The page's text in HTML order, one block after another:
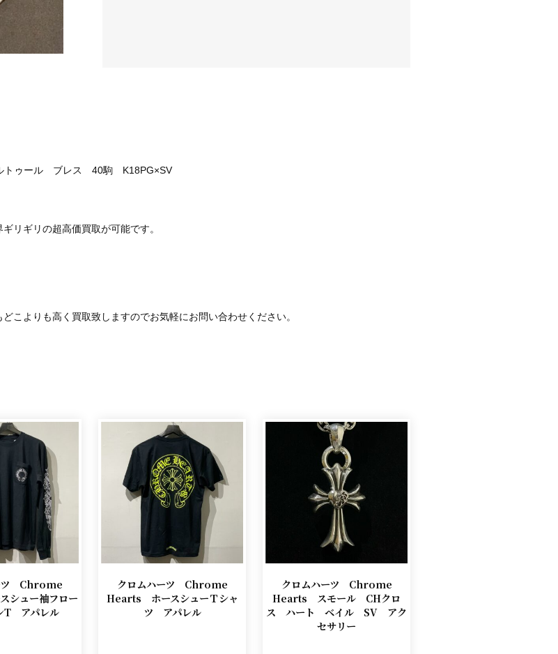
トゥール ブレス 40駒 K18PG×SV
リギリの超高価買取が可能です。
こよりも高く買取致しますのでお気軽にお問い合わせください。
ツ Chrome
ュー袖フロー
T アパレル
クロムハーツ Chrome
Hearts ホースシューＴシャ
ツ アパレル
クロムハーツ Chrome
Hearts スモール CHクロ
ス ハート ベイル SV アク
セサリー